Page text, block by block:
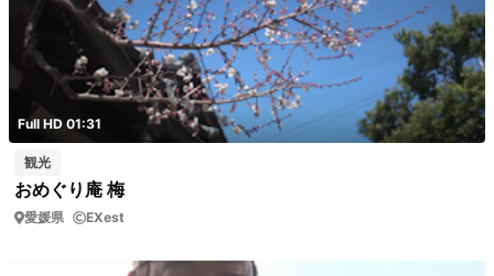
Full HD 01:31
観光
おめぐり庵 梅
愛媛県 EXest